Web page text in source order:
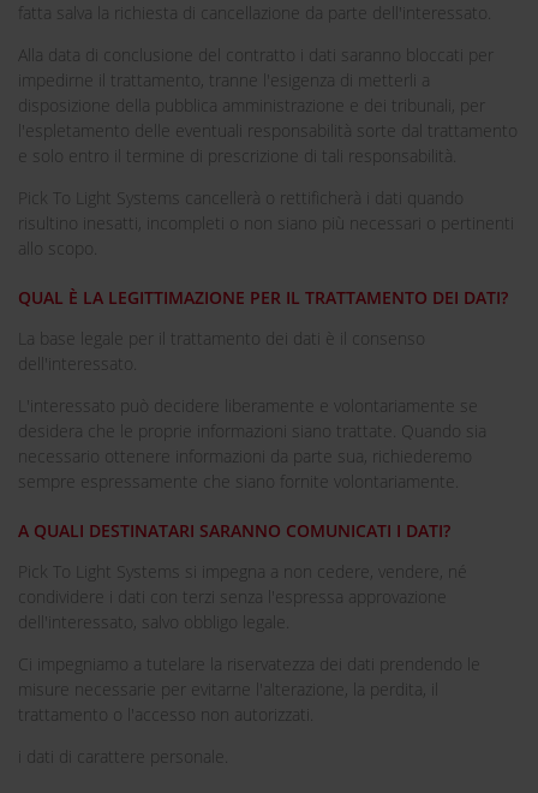
fatta salva la richiesta di cancellazione da parte dell'interessato.
Alla data di conclusione del contratto i dati saranno bloccati per
impedirne il trattamento, tranne l'esigenza di metterli a
disposizione della pubblica amministrazione e dei tribunali, per
l'espletamento delle eventuali responsabilità sorte dal trattamento
e solo entro il termine di prescrizione di tali responsabilità.
Pick To Light Systems cancellerà o rettificherà i dati quando
risultino inesatti, incompleti o non siano più necessari o pertinenti
allo scopo.
QUAL È LA LEGITTIMAZIONE PER IL TRATTAMENTO DEI DATI?
La base legale per il trattamento dei dati è il consenso
dell'interessato.
L'interessato può decidere liberamente e volontariamente se
desidera che le proprie informazioni siano trattate. Quando sia
necessario ottenere informazioni da parte sua, richiederemo
sempre espressamente che siano fornite volontariamente.
A QUALI DESTINATARI SARANNO COMUNICATI I DATI?
Pick To Light Systems si impegna a non cedere, vendere, né
condividere i dati con terzi senza l'espressa approvazione
dell'interessato, salvo obbligo legale.
Ci impegniamo a tutelare la riservatezza dei dati prendendo le
misure necessarie per evitarne l'alterazione, la perdita, il
trattamento o l'accesso non autorizzati.
i dati di carattere personale.